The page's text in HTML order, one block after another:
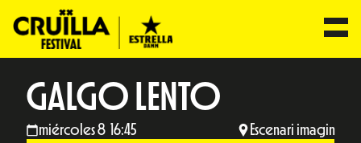
GALGO LENTO
miércoles 8 16:45 Escenari imagin